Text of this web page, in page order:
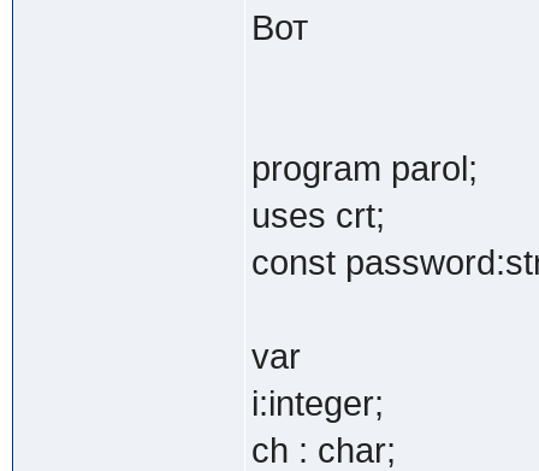
Вот
program parol;
uses crt;
const
var
i:integer;
ch : char;